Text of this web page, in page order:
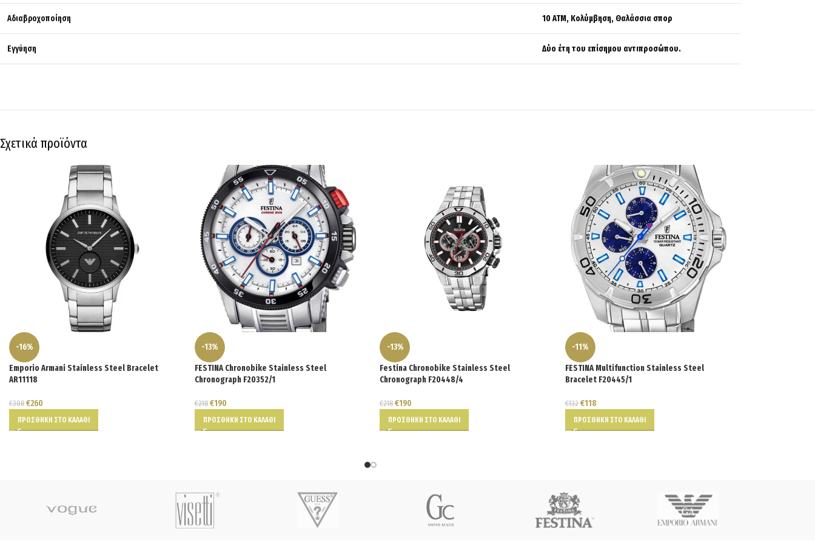
Αδιαβροχοποίηση 10 ATM, Κολύμβηση, Θαλάσσια σπορ
Εγγύηση Δύο έτη του επίσημου αντιπροσώπου.
Σχετικά προϊόντα
-16%
Emporio Armani Stainless Steel Bracelet
AR11118
€308 €260
ΠΡΟΣΘΉΚΗ ΣΤΟ ΚΑΛΆΘΙ
-13%
FESTINA Chronobike Stainless Steel
Chronograph F20352/1
€218 €190
ΠΡΟΣΘΉΚΗ ΣΤΟ ΚΑΛΆΘΙ
-13%
Festina Chronobike Stainless Steel
Chronograph F20448/4
€218 €190
ΠΡΟΣΘΉΚΗ ΣΤΟ ΚΑΛΆΘΙ
-11%
FESTINA Multifunction Stainless Steel
Bracelet F20445/1
€132 €118
ΠΡΟΣΘΉΚΗ ΣΤΟ ΚΑΛΆΘΙ